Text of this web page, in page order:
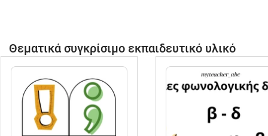
Θεματικά συγκρίσιμο εκπαιδευτικό υλικό